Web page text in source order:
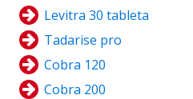
Levitra 30 tableta
Tadarise pro
Cobra 120
Cobra 200